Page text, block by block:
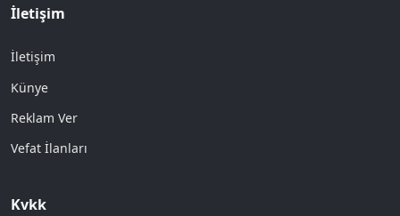
İletişim
İletişim
Künye
Reklam Ver
Vefat İlanları
Kvkk